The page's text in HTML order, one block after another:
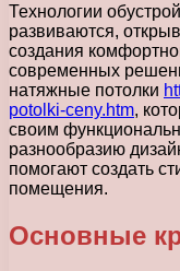
Технологии
развиваются,
создания
современных
натяжные потолки
potolki-ceny.htm,
своим
разнообразию
помогают создать
помещения.
Основные